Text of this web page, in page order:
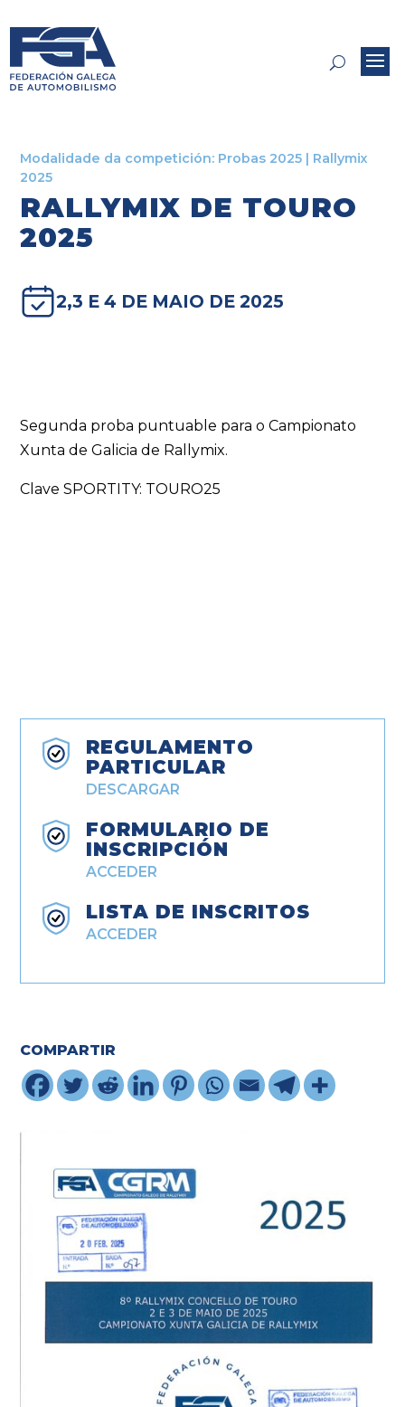
Modalidade da competición: Probas 2025 | Rallymix
2025
RALLYMIX DE TOURO
2025
2,3 E 4 DE MAIO DE 2025
Segunda proba puntuable para o Campionato
Xunta de Galicia de Rallymix.
Clave SPORTITY: TOURO25
REGULAMENTO
PARTICULAR
DESCARGAR
FORMULARIO DE
INSCRIPCIÓN
ACCEDER
LISTA DE INSCRITOS
ACCEDER
COMPARTIR